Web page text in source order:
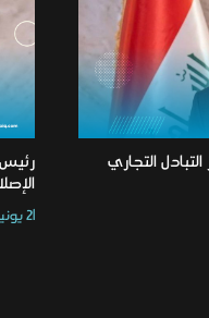
التجاري
21 يونيو 2026 الساعة 05:58 مساءً